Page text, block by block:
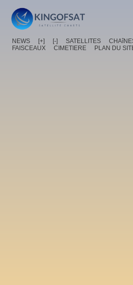
NEWS [+] [-] SATELLITES
FAISCEAUX
CIMETIERE PLAN DU